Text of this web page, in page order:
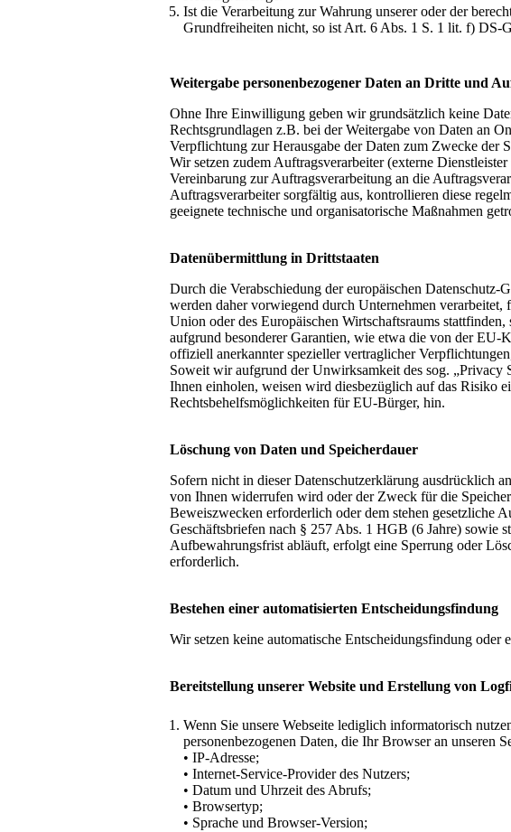
Ist die Verarbeitung zur Wahrung unserer oder der
Grundfreiheiten nicht, so ist Art. 6 Abs. 1 S. 1 lit. f) DS-
Weitergabe personenbezogener Daten an Dritte und
Ohne Ihre Einwilligung geben wir grundsätzlich keine
Rechtsgrundlagen z.B. bei der Weitergabe von Daten an
Verpflichtung zur Herausgabe der Daten zum Zwecke der
Wir setzen zudem Auftragsverarbeiter (externe
Vereinbarung zur Auftragsverarbeitung an die
Auftragsverarbeiter sorgfältig aus, kontrollieren diese
geeignete technische und organisatorische Maßnahmen
Datenübermittlung in Drittstaaten
Durch die Verabschiedung der europäischen
werden daher vorwiegend durch Unternehmen
Union oder des Europäischen Wirtschaftsraums
aufgrund besonderer Garantien, wie etwa die von der EU-
offiziell anerkannter spezieller vertraglicher
Soweit wir aufgrund der Unwirksamkeit des sog.
Ihnen einholen, weisen wird diesbezüglich auf das Risiko
Rechtsbehelfsmöglichkeiten für EU-Bürger, hin.
Löschung von Daten und Speicherdauer
Sofern nicht in dieser Datenschutzerklärung ausdrücklich
von Ihnen widerrufen wird oder der Zweck für die
Beweiszwecken erforderlich oder dem stehen gesetzliche
Geschäftsbriefen nach § 257 Abs. 1 HGB (6 Jahre) sowie
Aufbewahrungsfrist abläuft, erfolgt eine Sperrung oder
erforderlich.
Bestehen einer automatisierten Entscheidungsfindung
Wir setzen keine automatische Entscheidungsfindung oder
Bereitstellung unserer Website und Erstellung von
Wenn Sie unsere Webseite lediglich informatorisch
personenbezogenen Daten, die Ihr Browser an unseren
• IP-Adresse;
• Internet-Service-Provider des Nutzers;
• Datum und Uhrzeit des Abrufs;
• Browsertyp;
• Sprache und Browser-Version;